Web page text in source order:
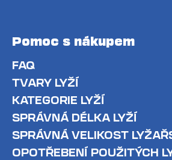
Pomoc s nákupem
FAQ
TVARY LYŽÍ
KATEGORIE LYŽÍ
SPRÁVNÁ DÉLKA LYŽÍ
SPRÁVNÁ VELIKOST
OPOTŘEBENÍ POUŽITÝCH